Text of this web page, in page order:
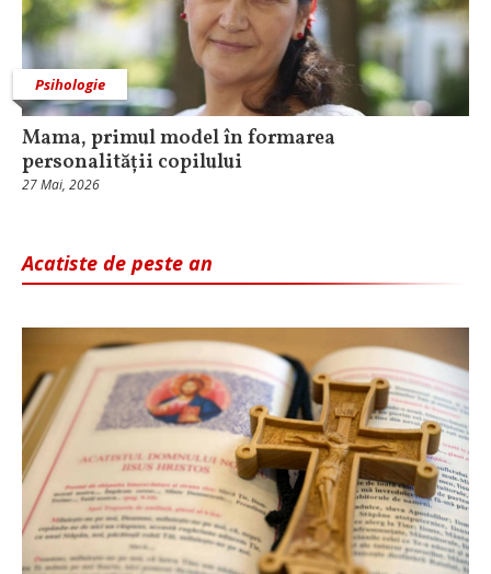
Psihologie
Mama, primul model în formarea
personalității copilului
27 Mai, 2026
Acatiste de peste an